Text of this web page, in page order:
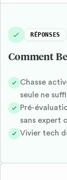
RÉPONSES
Comment
Chasse
seule ne
Pré-
sans expert
Vivier tech